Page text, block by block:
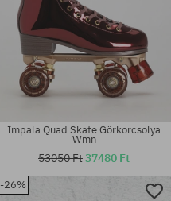
Impala Quad Skate Görkorcsolya
Wmn
53050 Ft37480 Ft
-26%